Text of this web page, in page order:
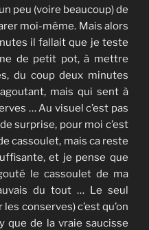
peu (voire beaucoup) de
moi-même. Mais alors
il fallait que je teste
de petit pot, à mettre
du coup deux minutes
mais qui sent à
… Au visuel c’est pas
surprise, pour moi c’est
cassoulet, mais ca reste
et je pense que
le cassoulet de ma
du tout … Le seul
conserves) c’est qu’on
que de la vraie saucisse